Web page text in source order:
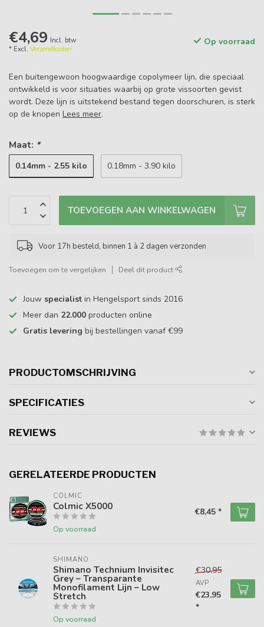
€4,69 Incl. btw
* Excl. Verzendkosten
Op voorraad
Een buitengewoon hoogwaardige copolymeer lijn, die speciaal
ontwikkeld is voor situaties waarbij op grote vissoorten gevist
wordt. Deze lijn is uitstekend bestand tegen doorschuren, is sterk
op de knopen Lees meer.
Maat: *
0.14mm - 2.55 kilo 0.18mm - 3.90 kilo
TOEVOEGEN AAN WINKELWAGEN
Voor 17h besteld, binnen 1 à 2 dagen verzonden
Toevoegen om te vergelijken Deel dit product
Jouw specialist in Hengelsport sinds 2016
Meer dan 22.000 producten online
Gratis levering bij bestellingen vanaf €99
PRODUCTOMSCHRIJVING
SPECIFICATIES
REVIEWS
GERELATEERDE PRODUCTEN
COLMIC
Colmic X5000
Op voorraad
€8,45 *
SHIMANO
Shimano Technium Invisitec
Grey – Transparante
Monofilament Lijn – Low
Stretch
Op voorraad
€30,95
AVP
€23,95
*